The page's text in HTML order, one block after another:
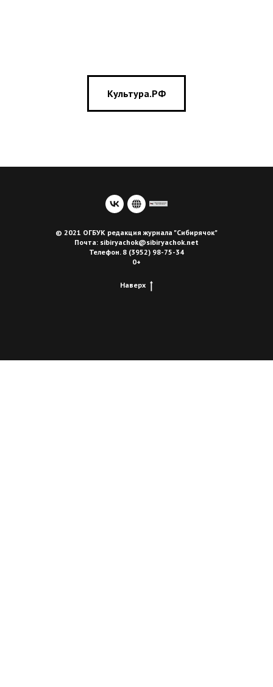
Культура.РФ
© 2021 ОГБУК редакция журнала "Сибирячок"
Почта: sibiryachok@sibiryachok.net
Телефон. 8 (3952) 98-75-34
0+
Наверх